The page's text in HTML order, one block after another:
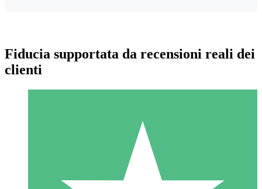
Pacchetti di Crediti Individuali
Fiducia supportata da recensioni reali dei
clienti